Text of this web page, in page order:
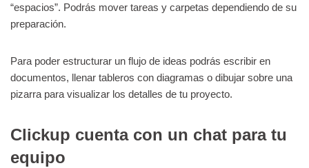
“espacios”. Podrás mover tareas y carpetas dependiendo de su
preparación.
Para poder estructurar un flujo de ideas podrás escribir en
documentos, llenar tableros con diagramas o dibujar sobre una
pizarra para visualizar los detalles de tu proyecto.
Clickup cuenta con un chat para tu
equipo